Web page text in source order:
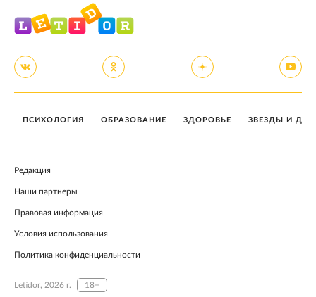
ПСИХОЛОГИЯ ОБРАЗОВАНИЕ ЗДОРОВЬЕ ЗВЕЗДЫ И
Редакция
Наши партнеры
Правовая информация
Условия использования
Политика конфиденциальности
Letidor, 2026 г. 18+